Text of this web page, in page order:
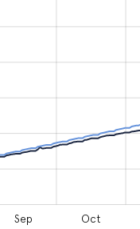
Sep Oct